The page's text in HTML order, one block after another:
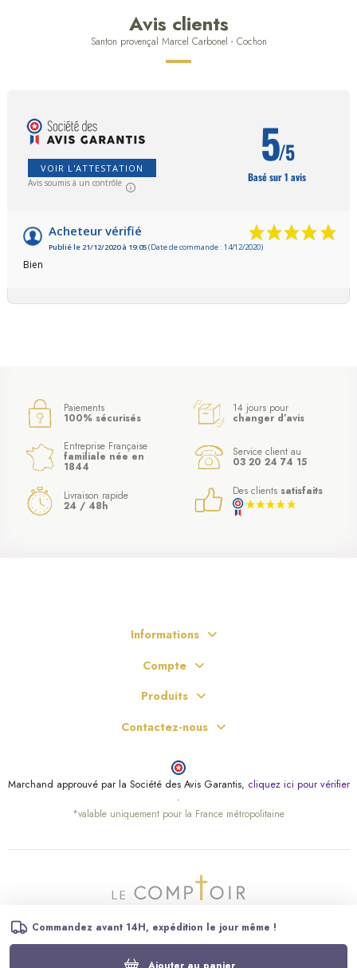
Commandez avant 14H, expédition le jour même !
Avis clients
Santon provençal Marcel Carbonel - Cochon
VOIR L'ATTESTATION
Avis soumis à un contrôle
5/5
Basé sur 1 avis
Acheteur vérifié
Publié le 21/12/2020 à 19:05(Date de commande : 14/12/2020)
Bien
Paiements
100% sécurisés
14 jours pour
changer d’avis
Entreprise Française
familiale née en
1844
Service client au
03 20 24 74 15
Livraison rapide
24 / 48h
Des clients satisfaits
Informations
Compte
Produits
Contactez-nous
Marchand approuvé par la Société des Avis Garantis, cliquez ici pour vérifier
.
*valable uniquement pour la France métropolitaine